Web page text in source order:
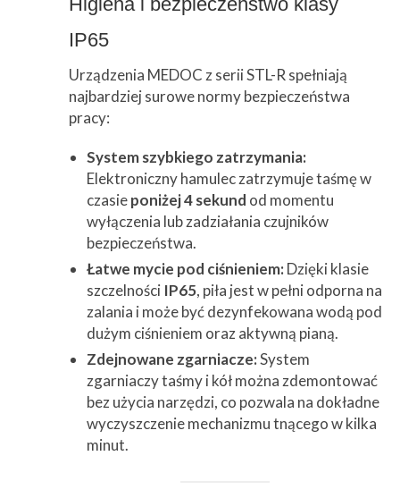
IP65
Urządzenia MEDOC z serii STL-R spełniają
najbardziej surowe normy bezpieczeństwa
pracy:
System szybkiego zatrzymania:
Elektroniczny hamulec zatrzymuje taśmę w
czasieponiżej 4 sekund od momentu
wyłączenia lub zadziałania czujników
bezpieczeństwa.
Łatwe mycie pod ciśnieniem:Dzięki klasie
szczelności IP65, piła jest w pełni odporna na
zalania i może być dezynfekowana wodą pod
dużym ciśnieniem oraz aktywną pianą.
Zdejnowane zgarniacze:System
zgarniaczy taśmy i kół można zdemontować
bez użycia narzędzi, co pozwala na dokładne
wyczyszczenie mechanizmu tnącego w kilka
minut.